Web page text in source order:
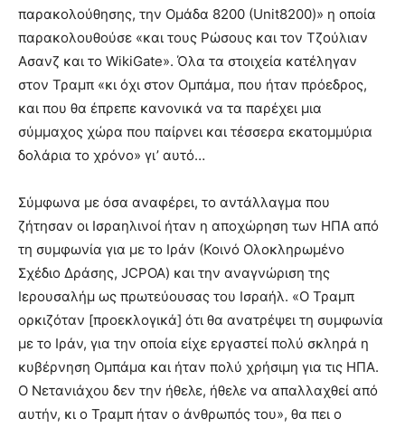
παρακολούθησης, την Ομάδα 8200 (Unit8200)» η οποία
παρακολουθούσε «και τους Ρώσους και τον Τζούλιαν
Ασανζ και το WikiGate». Όλα τα στοιχεία κατέληγαν
στον Τραμπ «κι όχι στον Ομπάμα, που ήταν πρόεδρος,
και που θα έπρεπε κανονικά να τα παρέχει μια
σύμμαχος χώρα που παίρνει και τέσσερα εκατομμύρια
δολάρια το χρόνο» γι’ αυτό…
Σύμφωνα με όσα αναφέρει, το αντάλλαγμα που
ζήτησαν οι Ισραηλινοί ήταν η αποχώρηση των ΗΠΑ από
τη συμφωνία για με το Ιράν (Κοινό Ολοκληρωμένο
Σχέδιο Δράσης, JCPOA) και την αναγνώριση της
Ιερουσαλήμ ως πρωτεύουσας του Ισραήλ. «Ο Τραμπ
ορκιζόταν [προεκλογικά] ότι θα ανατρέψει τη συμφωνία
με το Ιράν, για την οποία είχε εργαστεί πολύ σκληρά η
κυβέρνηση Ομπάμα και ήταν πολύ χρήσιμη για τις ΗΠΑ.
Ο Νετανιάχου δεν την ήθελε, ήθελε να απαλλαχθεί από
αυτήν, κι ο Τραμπ ήταν ο άνθρωπός του», θα πει ο